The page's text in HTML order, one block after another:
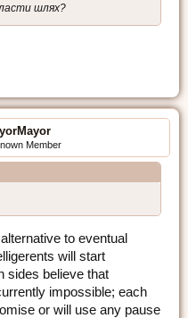
шлях?
Member
to eventual
will start
sides believe that
impossible; each
or will use any pause